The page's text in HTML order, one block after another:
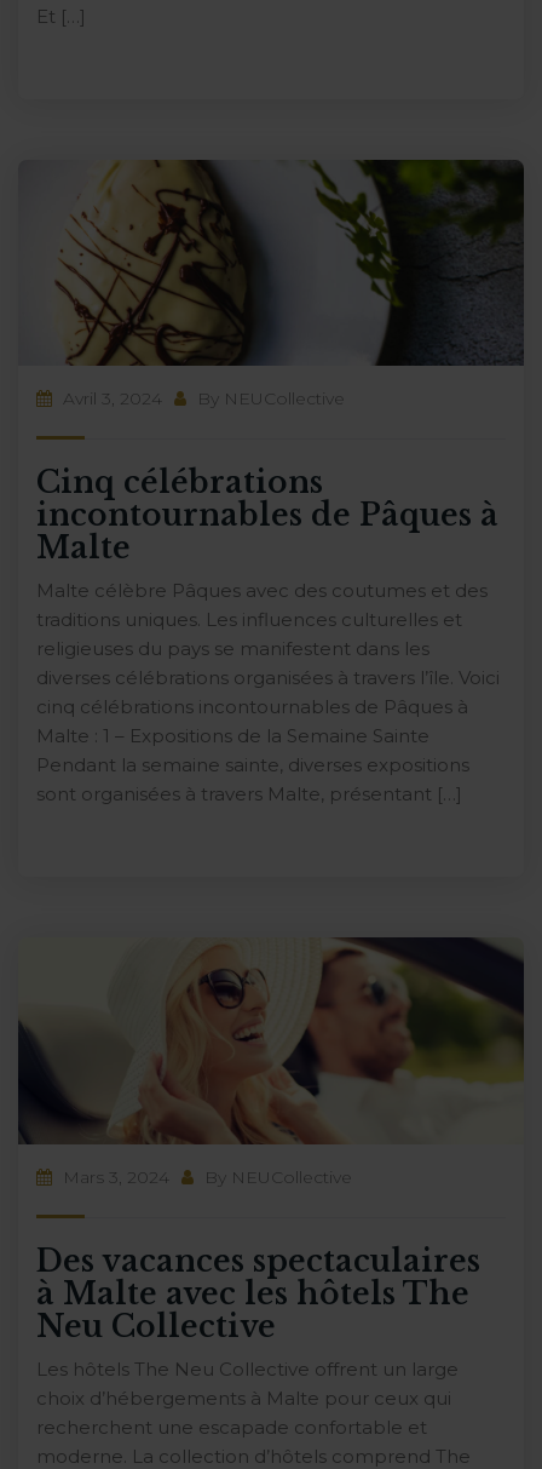
Et […]
Avril 3, 2024 By NEUCollective
Cinq célébrations
incontournables de Pâques à
Malte
Malte célèbre Pâques avec des coutumes et des
traditions uniques. Les influences culturelles et
religieuses du pays se manifestent dans les
diverses célébrations organisées à travers l’île. Voici
cinq célébrations incontournables de Pâques à
Malte : 1 – Expositions de la Semaine Sainte
Pendant la semaine sainte, diverses expositions
sont organisées à travers Malte, présentant […]
Mars 3, 2024 By NEUCollective
Des vacances spectaculaires
à Malte avec les hôtels The
Neu Collective
Les hôtels The Neu Collective offrent un large
choix d’hébergements à Malte pour ceux qui
recherchent une escapade confortable et
moderne. La collection d’hôtels comprend The